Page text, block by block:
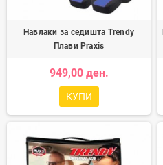
Навлаки за седишта Trendy
Плави Praxis
949,00 ден.
КУПИ